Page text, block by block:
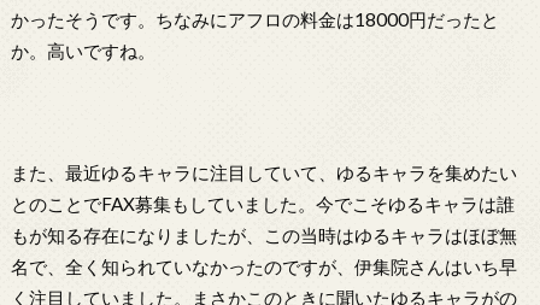
かったそうです。ちなみにアフロの料金は18000円だったと
か。高いですね。
また、最近ゆるキャラに注目していて、ゆるキャラを集めたい
とのことでFAX募集もしていました。今でこそゆるキャラは誰
もが知る存在になりましたが、この当時はゆるキャラはほぼ無
名で、全く知られていなかったのですが、伊集院さんはいち早
く注目していました。まさかこのときに聞いたゆるキャラがの